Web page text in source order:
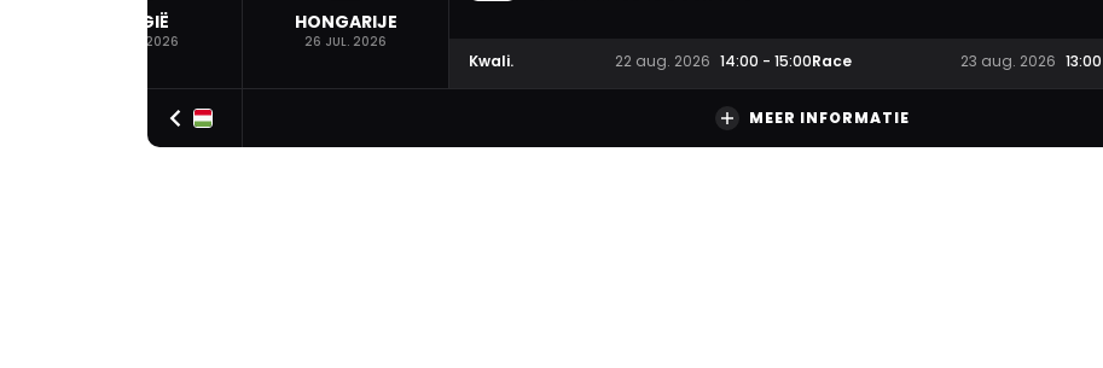
BELGIË
19 JUL. 2026
HONGARIJE
26 JUL. 2026
Kwali. 22 aug. 2026 14:00 - 15:00Race 23 aug. 2026 13:00
MEER INFORMATIE